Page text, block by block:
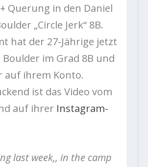
Querung in den Daniel
„Circle Jerk“ 8B.
hat der 27-Jährige jetzt
Boulder im Grad 8B und
auf ihrem Konto.
ist das Video vom
auf ihrer Instagram-
last week,, in the camp